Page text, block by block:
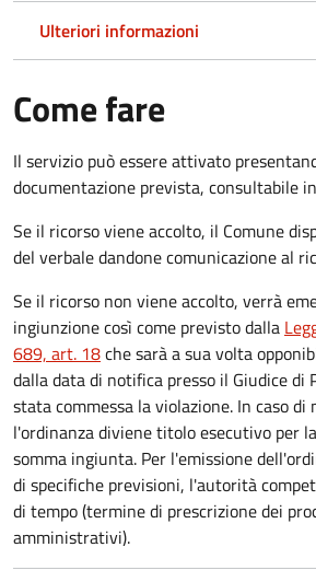
Ulteriori informazioni
Come fare
Il servizio può essere attivato
documentazione prevista, consultabile
Se il ricorso viene accolto, il Comune
del verbale dandone comunicazione al
Se il ricorso non viene accolto, verrà
ingiunzione così come previsto dalla
689, art. 18che sarà a sua volta
dalla data di notifica presso il Giudice di
stata commessa la violazione. In caso di
l'ordinanza diviene titolo esecutivo per
somma ingiunta. Per l'emissione
di specifiche previsioni, l'autorità
di tempo (termine di prescrizione dei
amministrativi).